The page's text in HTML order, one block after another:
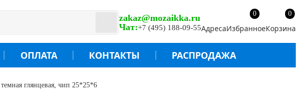
zakaz@mozaikka.ru
Чат:+7 (495) 188-09-55Адреса
0
ИзбранноеКорзина
0
ОПЛАТА КОНТАКТЫ РАСПРОДАЖА
глянцевая, чип 25*25*6